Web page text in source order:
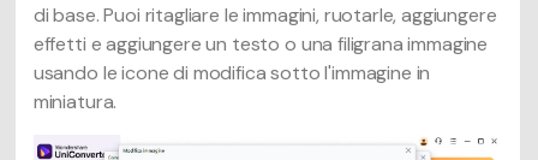
di base. Puoi ritagliare le immagini, ruotarle, aggiungere
effetti e aggiungere un testo o una filigrana immagine
usando le icone di modifica sotto l'immagine in
miniatura.